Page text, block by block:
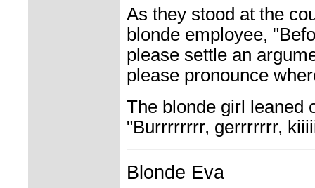
As they stood at the
blonde employee,
please settle an
please pronounce
The blonde girl leaned
"Burrrrrrrr, gerrrrrrr,
Blonde Eva